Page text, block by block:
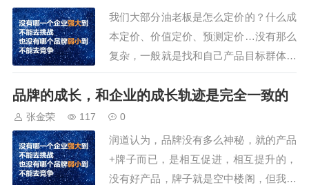
少，为什么会这样？原因很多，但核心就
是市场部也好，品牌部也罢，离钱太远。
市场部、品牌部或…
我们大部分油老板是怎么定价的？什么成
本定价、价值定价、预测定价…没有那么
复杂，一般就是找和自己产品目标群体差
不多的品牌，看贵的是什么价格，再看下
低的是什么价格，然后，取个中间值，让
财务核算下，利润还可以，这个价格就算
是确定下来了。为什么这么定价，是我们
没有定高价的底气，又不想自己赚钱少。
所以，我们的…
品牌的成长，和企业的成长轨迹是完全一致的
张金荣 117 0
润道认为，品牌没有多么神秘，就的产品
+牌子而已，是相互促进，相互提升的，
没有好产品，牌子就是空中楼阁，但我们